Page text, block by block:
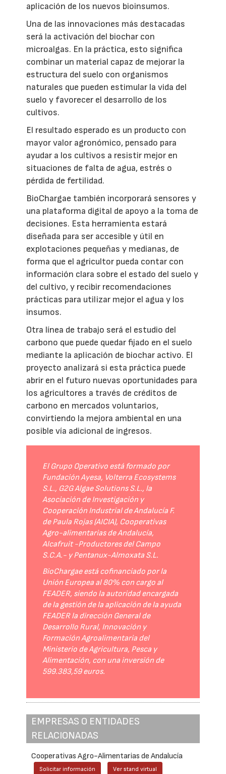
aplicación de los nuevos bioinsumos.
Una de las innovaciones más destacadas
será la activación del biochar con
microalgas. En la práctica, esto significa
combinar un material capaz de mejorar la
estructura del suelo con organismos
naturales que pueden estimular la vida del
suelo y favorecer el desarrollo de los
cultivos.
El resultado esperado es un producto con
mayor valor agronómico, pensado para
ayudar a los cultivos a resistir mejor en
situaciones de falta de agua, estrés o
pérdida de fertilidad.
BioChargae también incorporará sensores y
una plataforma digital de apoyo a la toma de
decisiones. Esta herramienta estará
diseñada para ser accesible y útil en
explotaciones pequeñas y medianas, de
forma que el agricultor pueda contar con
información clara sobre el estado del suelo y
del cultivo, y recibir recomendaciones
prácticas para utilizar mejor el agua y los
insumos.
Otra línea de trabajo será el estudio del
carbono que puede quedar fijado en el suelo
mediante la aplicación de biochar activo. El
proyecto analizará si esta práctica puede
abrir en el futuro nuevas oportunidades para
los agricultores a través de créditos de
carbono en mercados voluntarios,
convirtiendo la mejora ambiental en una
posible vía adicional de ingresos.
El Grupo Operativo está formado por
Fundación Ayesa, Volterra Ecosystems
S.L., G2G Algae Solutions S.L., la
Asociación de Investigación y
Cooperación Industrial de Andalucía F.
de Paula Rojas (AICIA), Cooperativas
Agro-alimentarias de Andalucía,
Alcafruit -Productores del Campo
S.C.A.- y Pentanux-Almoxata S.L.
BioChargae está cofinanciado por la
Unión Europea al 80% con cargo al
FEADER, siendo la autoridad encargada
de la gestión de la aplicación de la ayuda
FEADER la dirección General de
Desarrollo Rural, Innovación y
Formación Agroalimentaria del
Ministerio de Agricultura, Pesca y
Alimentación, con una inversión de
599.383,59 euros.
EMPRESAS O ENTIDADES
RELACIONADAS
Cooperativas Agro-Alimentarias de Andalucía
Solicitar información Ver stand virtual